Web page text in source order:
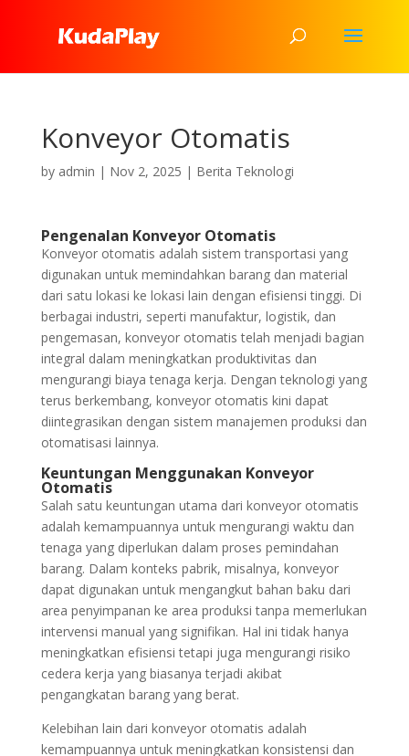
Konveyor Otomatis
by admin | Nov 2, 2025 | Berita Teknologi
Pengenalan Konveyor Otomatis
Konveyor otomatis adalah sistem transportasi yang
digunakan untuk memindahkan barang dan material
dari satu lokasi ke lokasi lain dengan efisiensi tinggi. Di
berbagai industri, seperti manufaktur, logistik, dan
pengemasan, konveyor otomatis telah menjadi bagian
integral dalam meningkatkan produktivitas dan
mengurangi biaya tenaga kerja. Dengan teknologi yang
terus berkembang, konveyor otomatis kini dapat
diintegrasikan dengan sistem manajemen produksi dan
otomatisasi lainnya.
Keuntungan Menggunakan Konveyor
Otomatis
Salah satu keuntungan utama dari konveyor otomatis
adalah kemampuannya untuk mengurangi waktu dan
tenaga yang diperlukan dalam proses pemindahan
barang. Dalam konteks pabrik, misalnya, konveyor
dapat digunakan untuk mengangkut bahan baku dari
area penyimpanan ke area produksi tanpa memerlukan
intervensi manual yang signifikan. Hal ini tidak hanya
meningkatkan efisiensi tetapi juga mengurangi risiko
cedera kerja yang biasanya terjadi akibat
pengangkatan barang yang berat.
Kelebihan lain dari konveyor otomatis adalah
kemampuannya untuk meningkatkan konsistensi dan